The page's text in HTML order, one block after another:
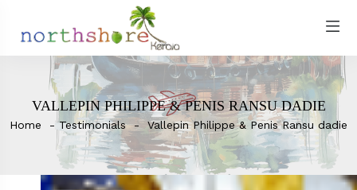
VALLEPIN PHILIPPE & PENIS RANSU DADIE
Home Testimonials Vallepin Philippe & Penis Ransu dadie